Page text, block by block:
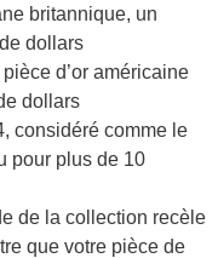
britannique, un
dollars
d’or américaine
dollars
considéré comme le
pour plus de 10
de la collection recèle
que votre pièce de